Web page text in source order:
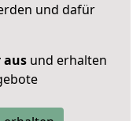
und dafür
ausund erhalten